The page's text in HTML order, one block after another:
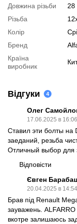
Довжина різьби
Різьба
Колір
Бренд
Країна
виробник
Відгуки 4
Олег
17.06.2025 в 16:06
Ставил эти болты
заеданий, резьба
Отличный выбор для
Відповісти
Євген
20.04.2025 в 14:54
Брав під Renault
зауважень.
вкотре залишаюсь